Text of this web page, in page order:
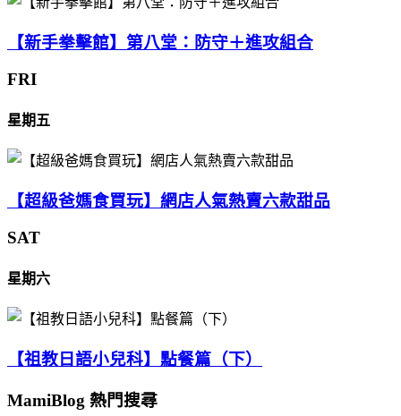
【新手拳擊館】第八堂：防守＋進攻組合
FRI
星期五
【超級爸媽食買玩】網店人氣熱賣六款甜品
SAT
星期六
【祖教日語小兒科】點餐篇（下）
MamiBlog 熱門搜尋